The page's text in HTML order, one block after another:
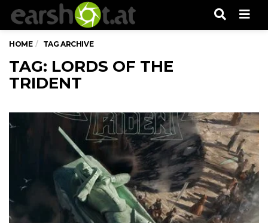
HOME TAG ARCHIVE
TAG: LORDS OF THE
TRIDENT